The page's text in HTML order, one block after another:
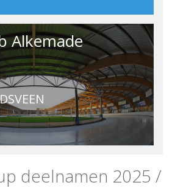
Alkemade
deelnamen 2025 /